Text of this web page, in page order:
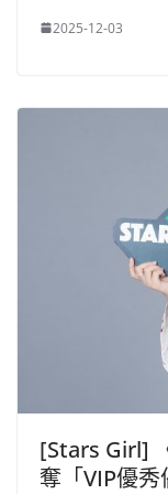
2025-12-03
[Stars Girl]
奪「VIP優